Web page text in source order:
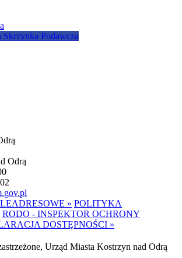
Skrzynka Podawcza
Odrą
» POLITYKA
RODO - INSPEKTOR OCHRONY
DOSTĘPNOŚCI »
Urząd Miasta Kostrzyn nad Odrą